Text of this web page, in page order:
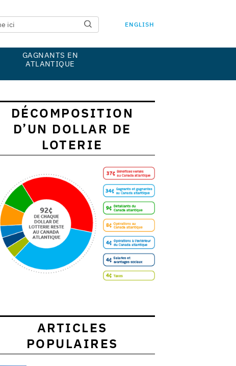
ENGLISH
GAGNANTS EN
ATLANTIQUE
DÉCOMPOSITION
D’UN DOLLAR DE
LOTERIE
ARTICLES
POPULAIRES